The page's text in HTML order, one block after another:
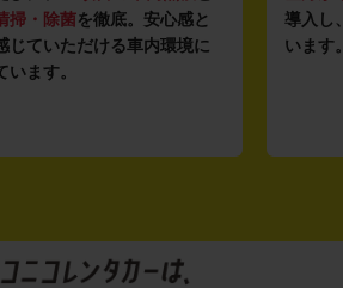
掃・除菌を徹底。安心感と
じていただける車内環境に
います。
導入し
います